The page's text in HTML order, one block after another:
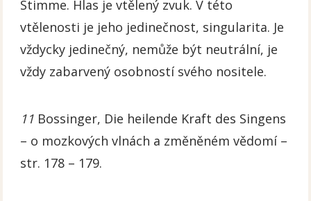
Stimme. Hlas je vtělený zvuk. V této
vtělenosti je jeho jedinečnost, singularita. Je
vždycky jedinečný, nemůže být neutrální, je
vždy zabarvený osobností svého nositele.
11 Bossinger, Die heilende Kraft des Singens
– o mozkových vlnách a změněném vědomí –
str. 178 – 179.